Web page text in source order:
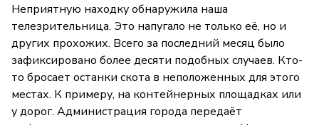
Неприятную находку обнаружила наша
телезрительница. Это напугало не только её, но и
других прохожих. Всего за последний месяц было
зафиксировано более десяти подобных случаев. Кто-
то бросает останки скота в неположенных для этого
местах. К примеру, на контейнерных площадках или
у дорог. Администрация города передаёт